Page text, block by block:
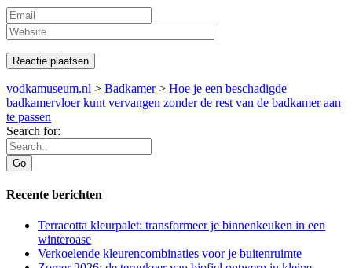
vodkamuseum.nl > Badkamer> Hoe je een beschadigde
badkamervloer kunt vervangen zonder de rest van de badkamer aan
te passen
Search for:
Recente berichten
Terracotta kleurpalet: transformeer je binnenkeuken in een
winteroase
Verkoelende kleurencombinaties voor je buitenruimte